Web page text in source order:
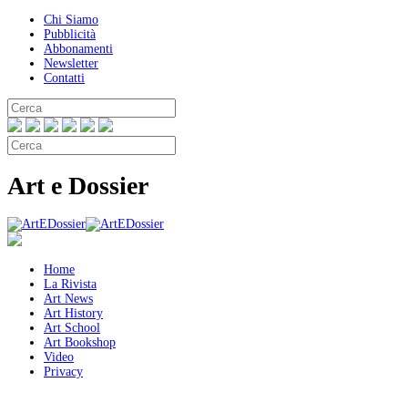
Chi Siamo
Pubblicità
Abbonamenti
Newsletter
Contatti
Art e Dossier
Home
La Rivista
Art News
Art History
Art School
Art Bookshop
Video
Privacy